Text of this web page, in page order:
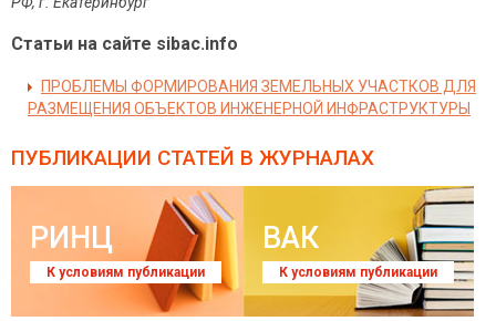
Статьи на сайте sibac.info
ПРОБЛЕМЫ ФОРМИРОВАНИЯ ЗЕМЕЛЬНЫХ УЧАСТКОВ ДЛЯ
РАЗМЕЩЕНИЯ ОБЪЕКТОВ ИНЖЕНЕРНОЙ ИНФРАСТРУКТУРЫ
ПУБЛИКАЦИИ СТАТЕЙ В ЖУРНАЛАХ
РИНЦ
К условиям публикации
ВАК
К условиям публикации